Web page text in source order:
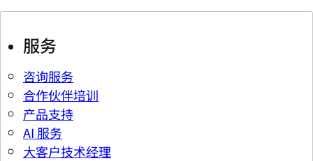
服务
咨询服务
合作伙伴培训
产品支持
AI 服务
大客户技术经理